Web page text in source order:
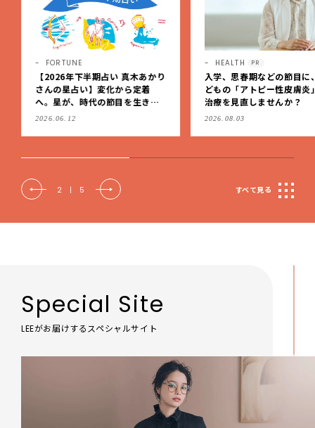
FORTUNE
【2026年下半期占い 真木あかり
さんの星占い】変化から定着
へ。星が、時代の節目を生きる
私たちを導く
2026.06.12
HEALTH PR
入学、思春期などの節目に
どもの「アトピー性皮膚炎
治療を見直しませんか？
2026.08.03
2 | 5 すべて見る
Special Site
LEEがお届けするスペシャルサイト